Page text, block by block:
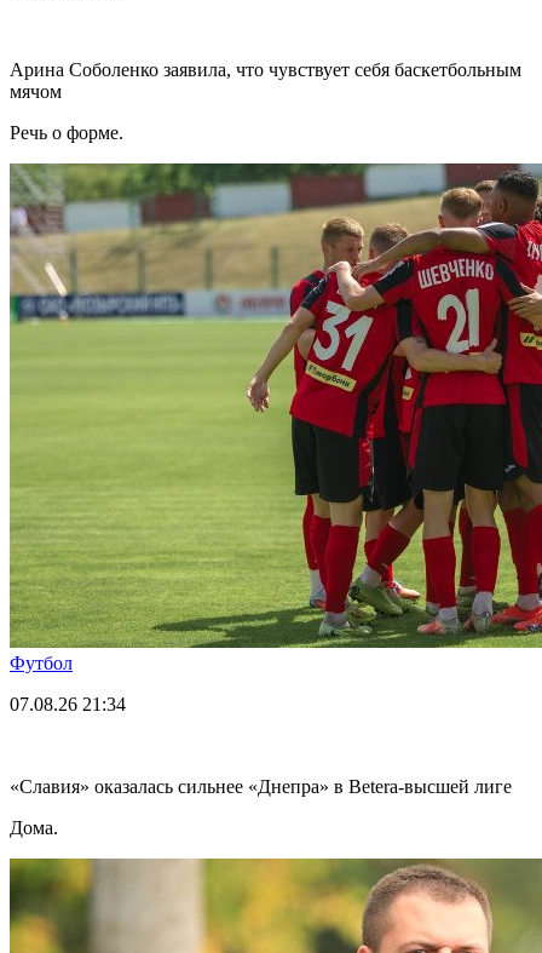
Арина Соболенко заявила, что чувствует себя баскетбольным
мячом
Речь о форме.
Футбол
07.08.26 21:34
«Славия» оказалась сильнее «Днепра» в Betera-высшей лиге
Дома.